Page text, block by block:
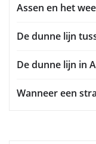
Assen en het
De dunne lijn
De dunne lijn in
Wanneer een